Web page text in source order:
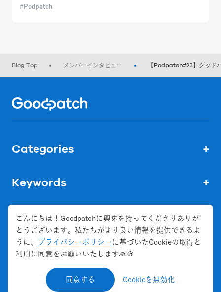
Podpatch
Blog Top メンバーインタビュー 【Podpatch#23】グッド
Categories +
Keywords +
株式会社グッドパッチ
会社概要
こんにちは！Goodpatchに興味を持ってくださりありが
とうございます。私たちがより良い情報を提供できるよ
うに、
プライバシーポリシー に基づいたCookieの取得と
利用に同意をお願いいたします🙏🍪
同意する Cookieを無効化